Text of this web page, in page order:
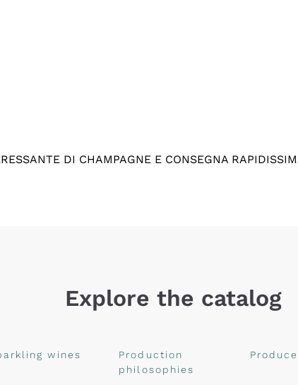
DI CHAMPAGNE E CONSEGNA
Explore the catalog
wines
Production
philosophies